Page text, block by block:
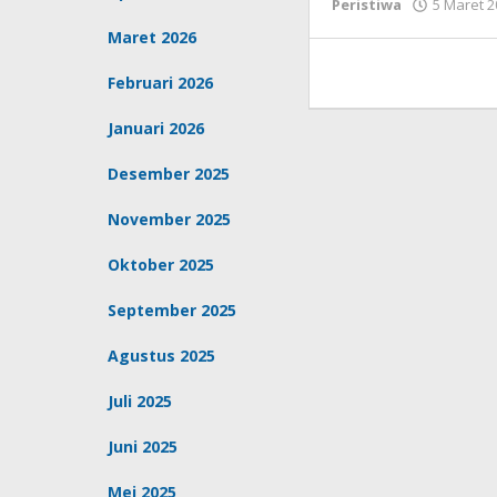
Maret 2026
Februari 2026
Januari 2026
Desember 2025
November 2025
Oktober 2025
September 2025
Agustus 2025
Juli 2025
Juni 2025
Mei 2025
Peristiwa
5 Maret